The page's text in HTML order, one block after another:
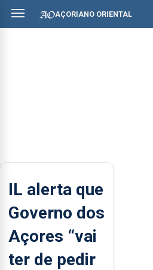
AÇORIANO ORIENTAL
IL alerta que
Governo dos
Açores “vai
ter de pedir